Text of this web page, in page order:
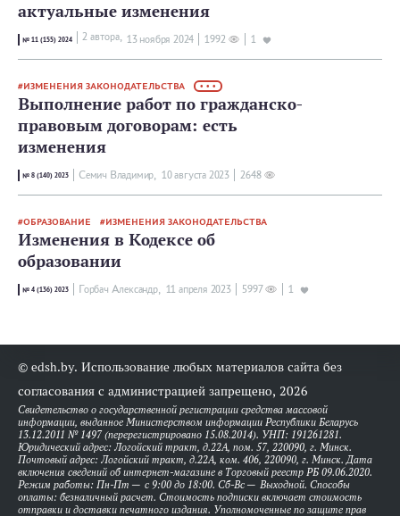
актуальные изменения
№ 11 (155) 2024 2 автора, 13 ноября 2024 1992 1
ИЗМЕНЕНИЯ ЗАКОНОДАТЕЛЬСТВА • • •
Выполнение работ по гражданско-
правовым договорам: есть
изменения
№ 8 (140) 2023 Семич Владимир, 10 августа 2023 2648
ОБРАЗОВАНИЕ ИЗМЕНЕНИЯ ЗАКОНОДАТЕЛЬСТВА
Изменения в Кодексе об
образовании
№ 4 (136) 2023 Горбач Александр, 11 апреля 2023 5997 1
© edsh.by. Использование любых материалов сайта без
согласования с администрацией запрещено, 2026
Свидетельство о государственной регистрации средства массовой
информации, выданное Министерством информации Республики Беларусь
13.12.2011 № 1497 (перерегистрировано 15.08.2014). УНП: 191261281.
Юридический адрес: Логойский тракт, д.22А, пом. 57, 220090, г. Минск.
Почтовый адрес: Логойский тракт, д.22А, ком. 406, 220090, г. Минск. Дата
включения сведений об интернет-магазине в Торговый реестр РБ 09.06.2020.
Режим работы: Пн-Пт — с 9:00 до 18:00. Сб-Вс — Выходной. Способы
оплаты: безналичный расчет. Стоимость подписки включает стоимость
отправки и доставки печатного издания. Уполномоченные по защите прав